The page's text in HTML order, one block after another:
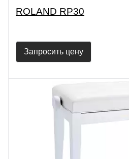
ROLAND RP30
Запросить цену